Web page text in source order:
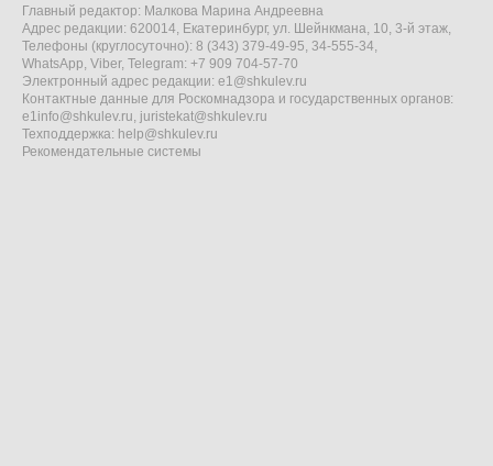
Главный редактор: Малкова Марина Андреевна
Адрес редакции: 620014, Екатеринбург, ул. Шейнкмана, 10, 3-й этаж,
Телефоны (круглосуточно): 8 (343) 379-49-95, 34-555-34,
WhatsApp, Viber, Telegram: +7 909 704-57-70
Электронный адрес редакции: e1@shkulev.ru
Контактные данные для Роскомнадзора и государственных органов:
e1info@shkulev.ru, juristekat@shkulev.ru
Техподдержка: help@shkulev.ru
Рекомендательные системы